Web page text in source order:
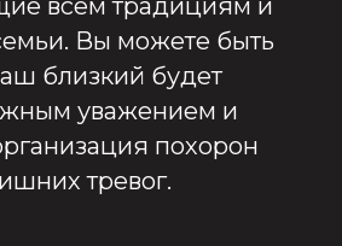
всем традициям и
Вы можете быть
близкий будет
уважением и
похорон
тревог.